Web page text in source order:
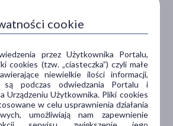
Glyceryl Stearate, Glycerin,
3 Benzyl Ether Myristate,
Stearate, Stearic Acid, Persea Gratissima
Mascula Flower Extract, Caviar
Sapientum Flower Extract, Centella
Glycol, Ethoxydiglycol, Propylene
Ethylhexyl Stearate,Trideceth-6,
Pentaerythrityl Tetra-Di-T-Butyl
cookie
przez Użytkownika Portalu,
cookies (tzw. „ciasteczka”) czyli małe
niewielkie ilości informacji,
podczas odwiedzania Portalu i
Urządzeniu Użytkownika. Pliki cookies
w celu usprawnienia działania
umożliwiają nam zapewnienie